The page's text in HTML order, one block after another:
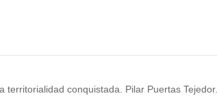
territorialidad conquistada. Pilar Puertas